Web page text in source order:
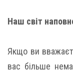
Наш світ
Якщо ви
вас більше